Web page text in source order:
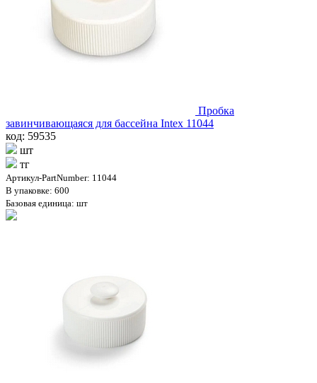
Пробка
завинчивающаяся для бассейна Intex 11044
код: 59535
шт
тг
Артикул-PartNumber: 11044
В упаковке: 600
Базовая единица: шт